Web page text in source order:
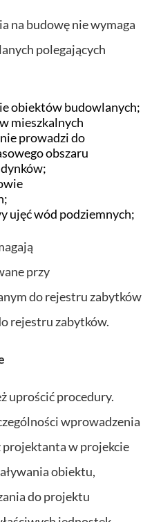
na budowę nie wymaga
polegających
obiektów budowlanych;
mieszkalnych
prowadzi do
obszaru
ujęć wód podziemnych;
przy
do rejestru zabytków
rejestru zabytków.
uprościć procedury.
wprowadzenia
w projekcie
obiektu,
do projektu